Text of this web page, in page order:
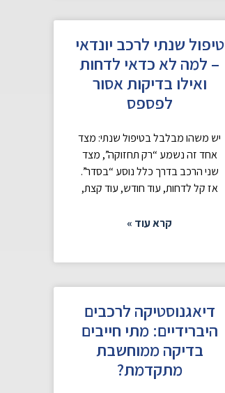
טיפול שנתי לרכב יונדאי
– למה לא כדאי לדחות
ואילו בדיקות אסור
לפספס
יש משהו מבלבל בטיפול שנתי: מצד
אחד זה נשמע “רק תחזוקה”, מצד
שני הרכב בדרך כלל נוסע “בסדר”.
אז קל לדחות, עוד חודש, עוד קצת,
קרא עוד »
דיאגנוסטיקה לרכבים
היברידיים: מתי חייבים
בדיקה ממוחשבת
מתקדמת?